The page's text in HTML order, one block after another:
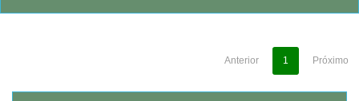
Anterior 1 Próximo